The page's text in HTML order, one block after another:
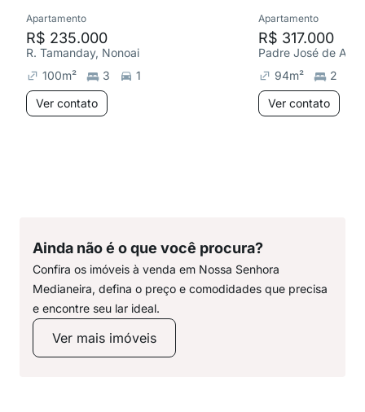
Apartamento
R$ 235.000
R. Tamanday, Nonoai
100m² 3
1
Ver contato
Apartamento
R$ 317.000
94m² 2
Ver contato
Ainda não é o que você procura?
Confira os imóveis à venda em Nossa Senhora
Medianeira, defina o preço e comodidades que precisa
e encontre seu lar ideal.
Ver mais imóveis